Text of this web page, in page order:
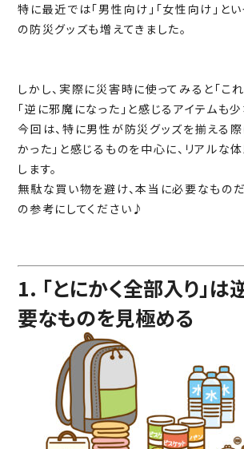
特に最近では「男性向け」「女性向け」と
の防災グッズも増えてきました。
しかし、実際に災害時に使ってみると「こ
「逆に邪魔になった」と感じるアイテムも少
今回は、特に男性が防災グッズを揃える際
かった」と感じるものを中心に、リアルな
します。
無駄な買い物を避け、本当に必要なもの
の参考にしてください♪
1. 「とにかく全部入り」は
要なものを見極める